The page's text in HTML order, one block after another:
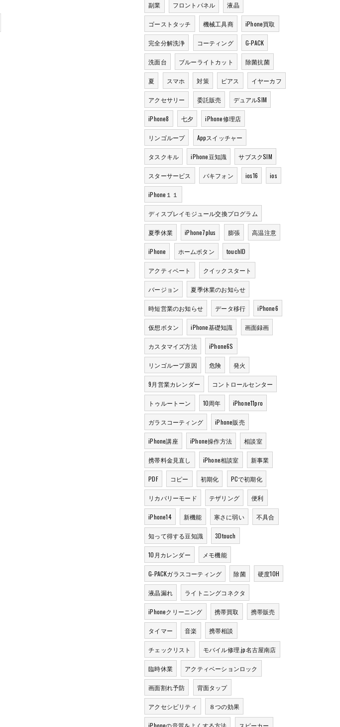
副業 フロントパネル 液晶
ゴーストタッチ 機械工具商 iPhone買取
完全分解洗浄 コーティング G-PACK
洗面台 ブルーライトカット 除菌抗菌
夏 スマホ 対策 ピアス イヤーカフ
アクセサリー 委託販売 デュアルSIM
iPhone8 七夕 iPhone修理店
リンゴループ Appスイッチャー
タスクキル iPhone豆知識 サブスクSIM
スターサービス バキフォン ios16 ios
iPhone１１
ディスプレイモジュール交換プログラム
夏季休業 iPhone7plus 膨張 高温注意
iPhone ホームボタン touchID
アクティベート クイックスタート
バージョン 夏季休業のお知らせ
時短営業のお知らせ データ移行 iPhone6
仮想ボタン iPhone基礎知識 画面録画
カスタマイズ方法 iPhone6S
リンゴループ原因 危険 発火
9月営業カレンダー コントロールセンター
トゥルートーン 10周年 iPhone11pro
ガラスコーティング iPhone販売
iPhone講座 iPhone操作方法 相談室
携帯料金見直し iPhone相談室 新事業
PDF コピー 初期化 PCで初期化
リカバリーモード テザリング 便利
iPhone14 新機能 寒さに弱い 不具合
知って得する豆知識 3Dtouch
10月カレンダー メモ機能
G-PACKガラスコーティング 除菌 硬度10H
液晶漏れ ライトニングコネクタ
iPhoneクリーニング 携帯買取 携帯販売
タイマー 音楽 携帯相談
チェックリスト モバイル修理.jp名古屋南店
臨時休業 アクティベーションロック
画面割れ予防 背面タップ
アクセシビリティ ８つの効果
iPhoneの音質をよくする方法 スピーカー